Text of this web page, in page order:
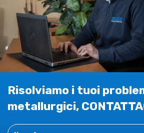
Risolviamo i tuoi
metallurgici,
Contact